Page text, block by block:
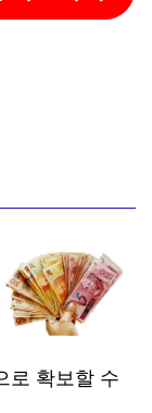
로 확보할 수